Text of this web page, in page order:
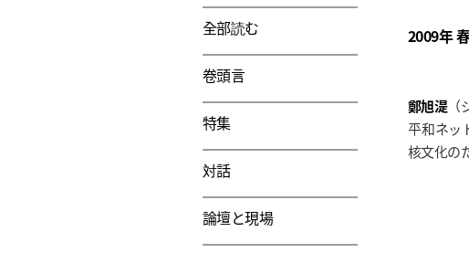
2009年
鄭旭湜（
平和ネッ
核文化の
全部読む
卷頭言
特集
対話
論壇と現場